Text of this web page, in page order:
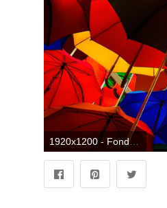
1920x1200 - Fondo de pantalla de 1920x1200. Wallpaper de sombrillas de colores.